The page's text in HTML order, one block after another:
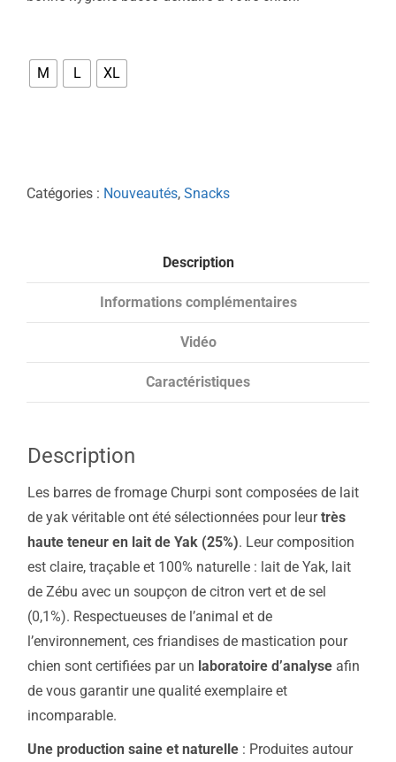
M L XL
Catégories : Nouveautés, Snacks
Description
Informations complémentaires
Vidéo
Caractéristiques
Description
Les barres de fromage Churpi sont composées de lait
de yak véritable ont été sélectionnées pour leurtrès
haute teneur en lait de Yak (25%). Leur composition
est claire, traçable et 100% naturelle : lait de Yak, lait
de Zébu avec un soupçon de citron vert et de sel
(0,1%). Respectueuses de l’animal et de
l’environnement, ces friandises de mastication pour
chien sont certifiées par un laboratoire d’analyse afin
de vous garantir une qualité exemplaire et
incomparable.
Une production saine et naturelle : Produites autour